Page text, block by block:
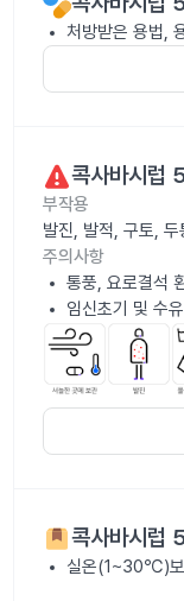
처방받은 용법,
콕사바시럽
부작용
발진, 발적, 구토,
주의사항
통풍, 요로결석
임신초기 및 수
콕사바시럽
실온(1~30℃)보